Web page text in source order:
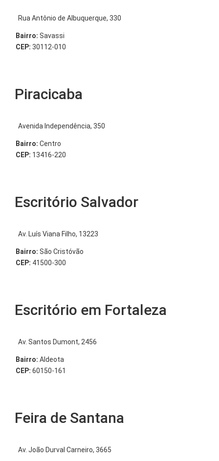
Rua Antônio de Albuquerque, 330
Bairro: Savassi
CEP: 30112-010
Piracicaba
Avenida Independência, 350
Bairro: Centro
CEP: 13416-220
Escritório Salvador
Av. Luís Viana Filho, 13223
Bairro: São Cristóvão
CEP: 41500-300
Escritório em Fortaleza
Av. Santos Dumont, 2456
Bairro: Aldeota
CEP: 60150-161
Feira de Santana
Av. João Durval Carneiro, 3665